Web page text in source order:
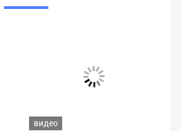
видео